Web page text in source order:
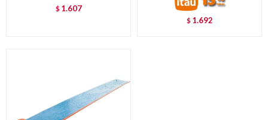
$ 1.607
$ 1.692